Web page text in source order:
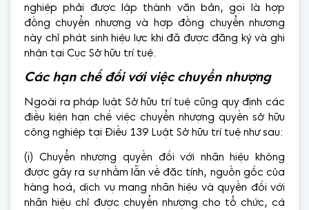
nghiệp phải được lập thành văn bản, gọi là hợp
đồng chuyển nhượng và hợp đồng chuyển nhượng
này chỉ phát sinh hiệu lực khi đã được đăng ký và ghi
nhận tại Cục Sở hữu trí tuệ.
Các hạn chế đối với việc chuyển nhượng
Ngoài ra pháp luật Sở hữu trí tuệ cũng quy định các
điều kiện hạn chế việc chuyển nhượng quyền sở hữu
công nghiệp tại Điều 139 Luật Sở hữu trí tuệ như sau:
(i) Chuyển nhượng quyền đối với nhãn hiệu không
được gây ra sự nhầm lẫn về đặc tính, nguồn gốc của
hàng hoá, dịch vụ mang nhãn hiệu và quyền đối với
nhãn hiệu chỉ được chuyển nhượng cho tổ chức, cá